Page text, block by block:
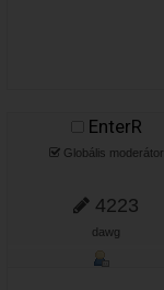
EnterR
Globális moderátor
4223
dawg